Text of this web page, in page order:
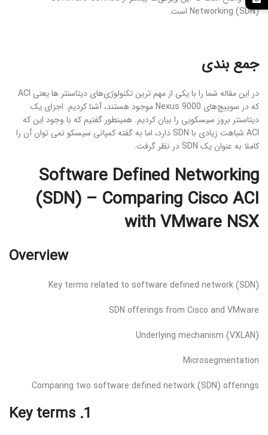
Networking (SDN) است.
جمع بندی
در این مقاله شما را با یکی از مهم ترین تکنولوژی‌های دیتاسنتر ها یعنی ACI
که در سوییچ‌های Nexus 9000 موجود هستند، آشنا کردیم. اجزای یک
دیتاسنتر بروز سیسکویی را بیان کردیم. همینطور گفتیم که با وجود این که
ACI شباهت زیادی با SDN دارد، اما به گفته کمپانی سیسکو نمی توان آن را
کاملا به عنوان یک SDN در نظر گرفت.
Software Defined Networking
(SDN) – Comparing Cisco ACI
with VMware NSX
Overview
Key terms related to software defined network (SDN)
SDN offerings from Cisco and VMware
Underlying mechanism (VXLAN)
Microsegmentation
Comparing two software defined network (SDN) offerings